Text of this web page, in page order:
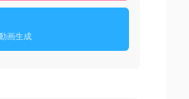
画生成